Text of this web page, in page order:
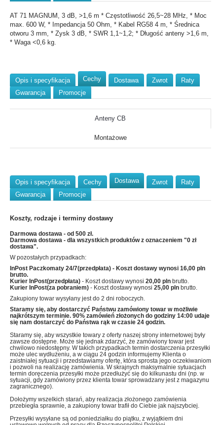
AT 71 MAGNUM, 3 dB, >1,6 m * Częstotliwość 26,5~28 MHz, * Moc
max. 600 W, * Impedancja 50 Ohm, * Kabel RG58 4 m, * Średnica
otworu 3 mm, * Zysk 3 dB, * SWR 1,1~1,2; * Długość anteny >1,6 m,
* Waga <0,6 kg.
Opis i specyfikacja Cechy Dostawa Zwrot
Raty
Gwarancja
Promocje
Anteny CB
Montażowe
Opis i specyfikacja Cechy Dostawa Zwrot
Raty
Gwarancja
Promocje
Koszty, rodzaje i terminy dostawy
Darmowa dostawa - od 500 zł.
Darmowa dostawa - dla wszystkich produktów z oznaczeniem "0 zł
dostawa".
W pozostałych przypadkach:
InPost Paczkomaty 24/7(przedpłata) - Koszt dostawy wynosi 16,00 pln
brutto.
Kurier InPost(przedpłata) - Koszt dostawy wynosi 20,00 pln brutto.
Kurier InPost(za pobraniem) - Koszt dostawy wynosi 25,00 pln brutto.
Zakupiony towar wysyłany jest do 2 dni roboczych.
Staramy się, aby dostarczyć Państwu zamówiony towar w możliwie
najkrótszym terminie. 90% zamówień złożonych do godziny 14:00 udaje
się nam dostarczyć do Państwa rąk w czasie 24 godzin.
Staramy się, aby wszystkie towary z oferty naszej strony internetowej były
zawsze dostępne. Może się jednak zdarzyć, że zamówiony towar jest
chwilowo niedostępny. W takich przypadkach termin dostarczenia przesyłki
może ulec wydłużeniu, a w ciągu 24 godzin informujemy Klienta o
zaistniałej sytuacji i przedstawiamy ofertę, która sprosta jego oczekiwaniom
i pozwoli na realizację zamówienia. W skrajnych maksymalnie sytuacjach
termin doręczenia przesyłki może przedłużyć się do kilkunastu dni (np. w
sytuacji, gdy zamówiony przez klienta towar sprowadzany jest z magazynu
zagranicznego).
Dołożymy wszelkich starań, aby realizacja złożonego zamówienia
przebiegła sprawnie, a zakupiony towar trafił do Ciebie jak najszybciej.
Przesyłki wysyłane są od poniedziałku do piątku, z wyjątkiem dni